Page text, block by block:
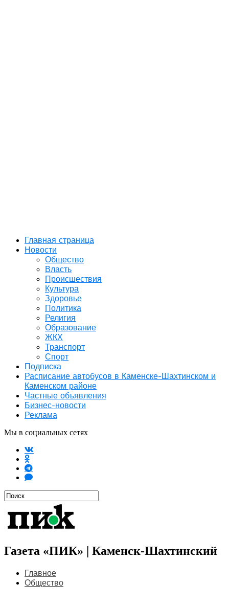
Главная страница
Новости
Общество
Власть
Происшествия
Культура
Здоровье
Политика
Религия
Образование
ЖКХ
Транспорт
Спорт
Подписка
Расписание автобусов в Каменске-Шахтинском и
Каменском районе
Частные объявления
Бизнес-новости
Реклама
Мы в социальных сетях
Газета «ПИК» | Каменск-Шахтинский
Главное
Общество